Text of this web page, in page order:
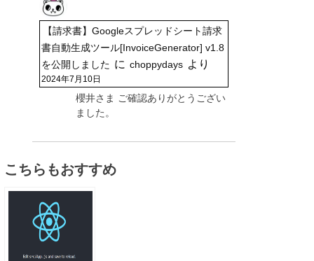
【請求書】Googleスプレッドシート請求
書自動生成ツール[InvoiceGenerator] v1.8
を公開しました に choppydays より
2024年7月10日
櫻井さま ご確認ありがとうござい
ました。
こちらもおすすめ